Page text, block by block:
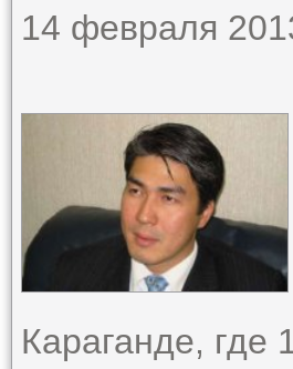
14 февраля
Караганде, где